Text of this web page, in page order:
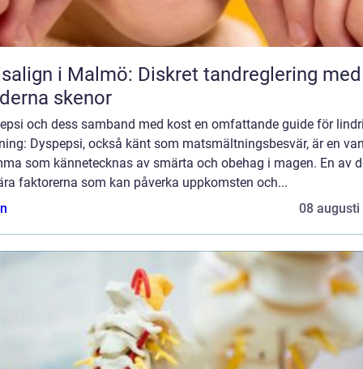
i Malmö: Diskret tandreglering med
skenor
och dess samband med kost en omfattande guide för
Dyspepsi, också känt som matsmältningsbesvär, är en
som kännetecknas av smärta och obehag i magen. En av
faktorerna som kan påverka uppkomsten och...
08 augusti